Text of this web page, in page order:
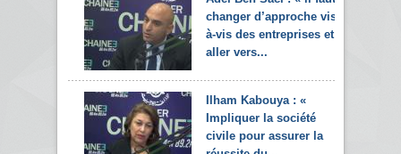
changer d’approche vis-
à-vis des entreprises et
aller vers...
Ilham Kabouya : «
Impliquer la société
civile pour assurer la